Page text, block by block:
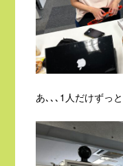
あ､､､1人だけずっ